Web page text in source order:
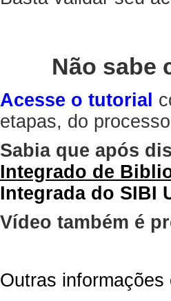
Não sabe
Acesse o tutorial
etapas, do
Sabia que após
Integrado de
Integrada do SIBI
Vídeo também é
Outras informações